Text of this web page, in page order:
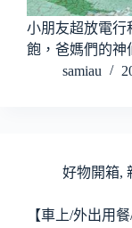
小朋友超放電行
飽，爸媽們的神
samiau
好物開箱,
【車上/外出用